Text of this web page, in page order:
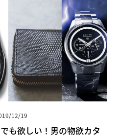
12/19
も欲しい！男の物欲カタ